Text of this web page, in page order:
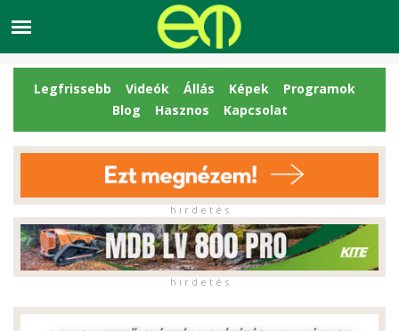
Legfrissebb Videók Állás Képek
Programok
Blog
Hasznos Kapcsolat
h i r d e t é s
h i r d e t é s